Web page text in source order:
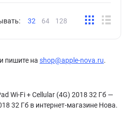
32 64 128
пишите на shop@apple-nova.ru.
Wi-Fi + Cellular (4G) 2018 32 Гб —
32 Гб в интернет-магазине Нова.